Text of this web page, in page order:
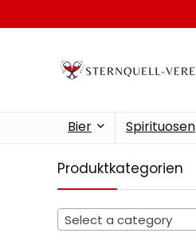
Bier Spirituosen
Produktkategorien
Select a category